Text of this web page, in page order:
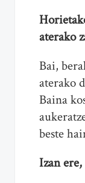
aterako
Bai,
aterako
Baina
beste
Izan